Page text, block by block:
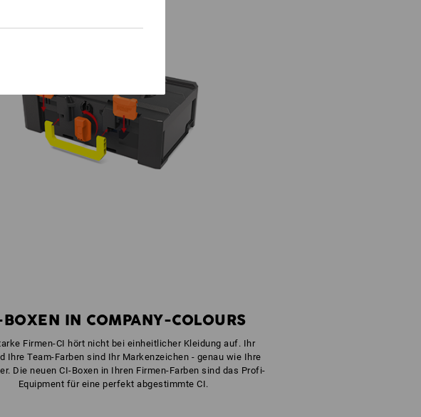
IN COMPANY-COLOURS
Firmen-CI hört nicht bei einheitlicher Kleidung auf. Ihr
Ihre Team-Farben sind Ihr Markenzeichen - genau wie Ihre
Die neuen CI-Boxen in Ihren Firmen-Farben sind das Profi-
Equipment für eine perfekt abgestimmte CI.